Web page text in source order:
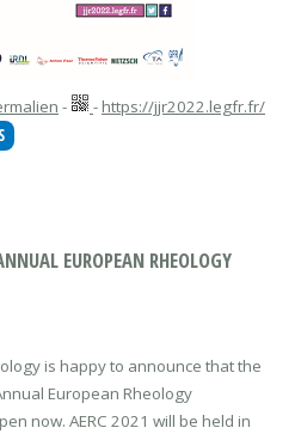
- - https://jjr2022.legfr.fr/
EUROPEAN RHEOLOGY
is happy to announce that the
European Rheology
now. AERC 2021 will be held in